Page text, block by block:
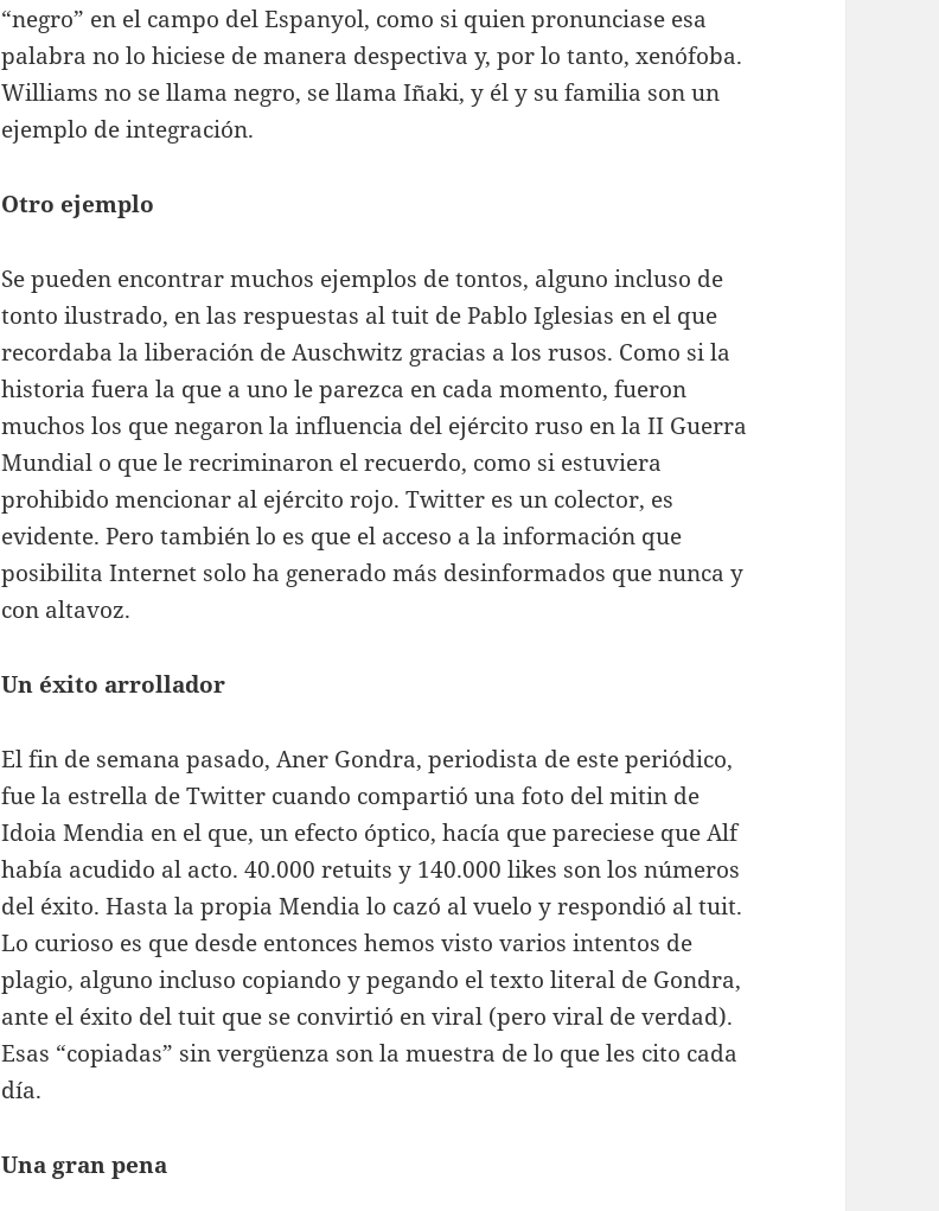
“negro” en el campo del Espanyol, como si quien pronunciase esa
palabra no lo hiciese de manera despectiva y, por lo tanto, xenófoba.
Williams no se llama negro, se llama Iñaki, y él y su familia son un
ejemplo de integración.
Otro ejemplo
Se pueden encontrar muchos ejemplos de tontos, alguno incluso de
tonto ilustrado, en las respuestas al tuit de Pablo Iglesias en el que
recordaba la liberación de Auschwitz gracias a los rusos. Como si la
historia fuera la que a uno le parezca en cada momento, fueron
muchos los que negaron la influencia del ejército ruso en la II Guerra
Mundial o que le recriminaron el recuerdo, como si estuviera
prohibido mencionar al ejército rojo. Twitter es un colector, es
evidente. Pero también lo es que el acceso a la información que
posibilita Internet solo ha generado más desinformados que nunca y
con altavoz.
Un éxito arrollador
El fin de semana pasado, Aner Gondra, periodista de este periódico,
fue la estrella de Twitter cuando compartió una foto del mitin de
Idoia Mendia en el que, un efecto óptico, hacía que pareciese que Alf
había acudido al acto. 40.000 retuits y 140.000 likes son los números
del éxito. Hasta la propia Mendia lo cazó al vuelo y respondió al tuit.
Lo curioso es que desde entonces hemos visto varios intentos de
plagio, alguno incluso copiando y pegando el texto literal de Gondra,
ante el éxito del tuit que se convirtió en viral (pero viral de verdad).
Esas “copiadas” sin vergüenza son la muestra de lo que les cito cada
día.
Una gran pena